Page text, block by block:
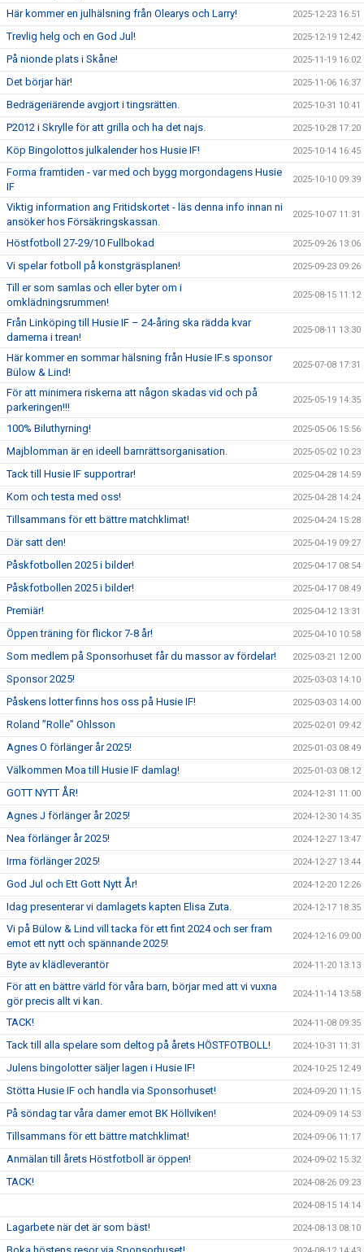
Här kommer en julhälsning från Olearys och Larry! 2025-12-23 16:51
Trevlig helg och en God Jul! 2025-12-19 12:42
På nionde plats i Skåne! 2025-11-19 16:02
Det börjar här! 2025-11-06 16:37
Bedrägeriärende avgjort i tingsrätten. 2025-10-31 10:41
P2012 i Skrylle för att grilla och ha det najs. 2025-10-28 17:20
Köp Bingolottos julkalender hos Husie IF! 2025-10-14 16:45
Forma framtiden - var med och bygg morgondagens Husie
IF
2025-10-10 09:39
Viktig information ang Fritidskortet - läs denna info innan ni
ansöker hos Försäkringskassan.
2025-10-07 11:31
Höstfotboll 27-29/10 Fullbokad 2025-09-26 13:06
Vi spelar fotboll på konstgräsplanen! 2025-09-23 09:26
Till er som samlas och eller byter om i
omklädningsrummen!
2025-08-15 11:12
Från Linköping till Husie IF – 24-åring ska rädda kvar
damerna i trean!
2025-08-11 13:30
Här kommer en sommar hälsning från Husie IF.s sponsor
Bülow & Lind!
2025-07-08 17:31
För att minimera riskerna att någon skadas vid och på
parkeringen!!!
2025-05-19 14:35
100% Biluthyrning! 2025-05-06 15:56
Majblomman är en ideell barnrättsorganisation. 2025-05-02 10:23
Tack till Husie IF supportrar! 2025-04-28 14:59
Kom och testa med oss! 2025-04-28 14:24
Tillsammans för ett bättre matchklimat! 2025-04-24 15:28
Där satt den! 2025-04-19 09:27
Påskfotbollen 2025 i bilder! 2025-04-17 08:54
Påskfotbollen 2025 i bilder! 2025-04-17 08:49
Premiär! 2025-04-12 13:31
Öppen träning för flickor 7-8 år! 2025-04-10 10:58
Som medlem på Sponsorhuset får du massor av fördelar! 2025-03-21 12:00
Sponsor 2025! 2025-03-03 14:10
Påskens lotter finns hos oss på Husie IF! 2025-03-03 14:00
Roland ”Rolle” Ohlsson 2025-02-01 09:42
Agnes O förlänger år 2025! 2025-01-03 08:49
Välkommen Moa till Husie IF damlag! 2025-01-03 08:12
GOTT NYTT ÅR! 2024-12-31 11:00
Agnes J förlänger år 2025! 2024-12-30 14:35
Nea förlänger år 2025! 2024-12-27 13:47
Irma förlänger 2025! 2024-12-27 13:44
God Jul och Ett Gott Nytt År! 2024-12-20 12:26
Idag presenterar vi damlagets kapten Elisa Zuta. 2024-12-17 18:35
Vi på Bülow & Lind vill tacka för ett fint 2024 och ser fram
emot ett nytt och spännande 2025!
2024-12-16 09:00
Byte av klädleverantör 2024-11-20 13:13
För att en bättre värld för våra barn, börjar med att vi vuxna
gör precis allt vi kan.
2024-11-14 13:58
TACK! 2024-11-08 09:35
Tack till alla spelare som deltog på årets HÖSTFOTBOLL! 2024-10-31 11:31
Julens bingolotter säljer lagen i Husie IF! 2024-10-25 12:49
Stötta Husie IF och handla via Sponsorhuset! 2024-09-20 11:15
På söndag tar våra damer emot BK Höllviken! 2024-09-09 14:53
Tillsammans för ett bättre matchklimat! 2024-09-06 11:17
Anmälan till årets Höstfotboll är öppen! 2024-09-02 15:32
TACK! 2024-08-26 09:23
2024-08-15 14:14
Lagarbete när det är som bäst! 2024-08-13 08:10